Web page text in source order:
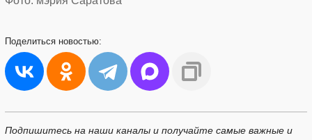
Поделиться новостью:
Подпишитесь на наши каналы и получайте самые важные и